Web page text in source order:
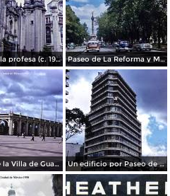
Iglesia de la profesa (c. 1950) Paseo de La Reforma y Mto a La Independencia 1950
El atrio de la Villa de Guadalupe 1950. Un edificio por Paseo de La Reforma 1950